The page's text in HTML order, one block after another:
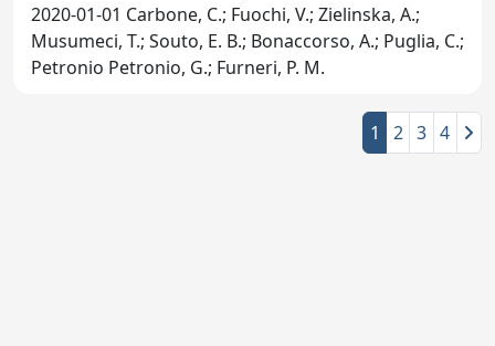
2020-01-01 Carbone, C.; Fuochi, V.; Zielinska, A.;
Musumeci, T.; Souto, E. B.; Bonaccorso, A.; Puglia, C.;
Petronio Petronio, G.; Furneri, P. M.
1 2 3 4